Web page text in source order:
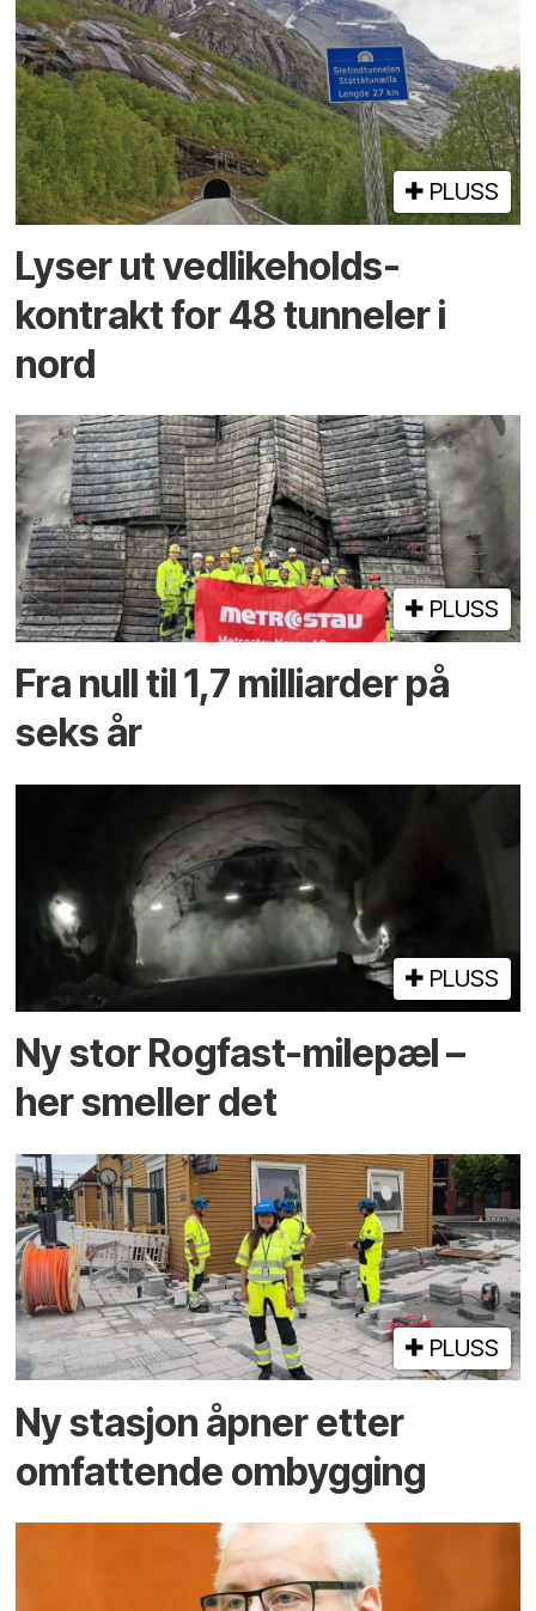
PLUSS
Lyser ut vedlikeholds­
kontrakt for 48 tunneler i
nord
PLUSS
Fra null til 1,7 milliarder på
seks år
PLUSS
Ny stor Rogfast-milepæl –
her smeller det
PLUSS
Ny stasjon åpner etter
omfattende ombygging